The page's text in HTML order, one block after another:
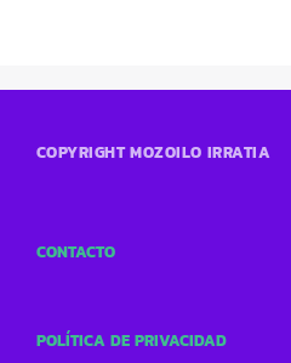
COPYRIGHT MOZOILO IRRATIA
CONTACTO
POLÍTICA DE PRIVACIDAD